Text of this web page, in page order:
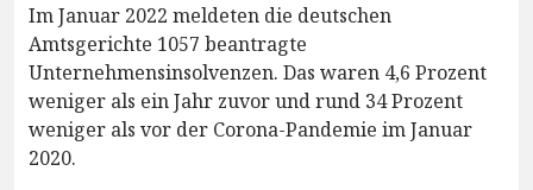
Im Januar 2022 meldeten die deutschen
Amtsgerichte 1057 beantragte
Unternehmensinsolvenzen. Das waren 4,6 Prozent
weniger als ein Jahr zuvor und rund 34 Prozent
weniger als vor der Corona-Pandemie im Januar
2020.